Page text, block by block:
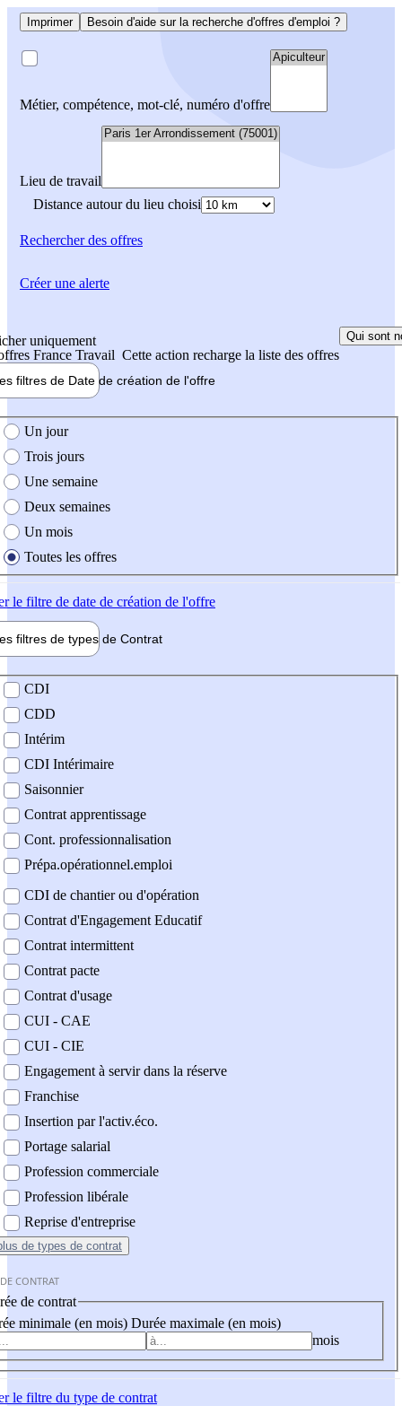
Imprimer Besoin d'aide sur la recherche d'offres d'emploi ?
Métier, compétence, mot-clé, numéro d'offre
Lieu de travail
Distance autour du lieu choisi
Rechercherdes offres
uniquement
France Travail Cette action recharge la liste des offres
Qui sont
filtres de Date de création de l'offre
création de l'offre
Un jour
Trois jours
Une semaine
Deux semaines
Un mois
Toutes les offres
le filtre de date de création de l'offre
filtres de types de Contrat
contrat
CDI
CDD
Intérim
CDI Intérimaire
Saisonnier
Contrat apprentissage
Cont. professionnalisation
Prépa.opérationnel.emploi
CDI de chantier ou d'opération
Contrat d'Engagement Educatif
Contrat intermittent
Contrat pacte
Contrat d'usage
CUI - CAE
CUI - CIE
Engagement à servir dans la réserve
Franchise
Insertion par l'activ.éco.
Portage salarial
Profession commerciale
Profession libérale
Reprise d'entreprise
de types de contrat
CONTRAT
de contrat
minimale (en mois) Durée maximale (en mois)
mois
le filtre du type de contrat
Créer une alerte